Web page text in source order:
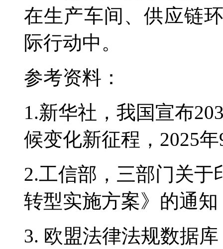
在生产车间、供应链
际行动中。
参考资料：
1.新华社，我国宣布
候变化新征程，2025
2.工信部，三部门关
转型实施方案》的通知
3. 欧盟法律法规数据